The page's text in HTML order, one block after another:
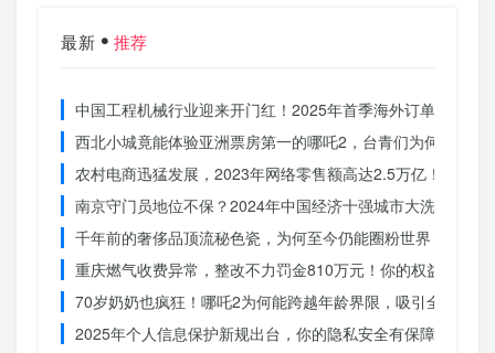
最新 推荐
中国工程机械行业迎来开门红！2025年首季海外订单激增，
西北小城竟能体验亚洲票房第一的哪吒2，台青们为何如此惊
农村电商迅猛发展，2023年网络零售额高达2.5万亿！你还在
南京守门员地位不保？2024年中国经济十强城市大洗牌
千年前的奢侈品顶流秘色瓷，为何至今仍能圈粉世界？揭秘
重庆燃气收费异常，整改不力罚金810万元！你的权益被侵犯
70岁奶奶也疯狂！哪吒2为何能跨越年龄界限，吸引全民观影
2025年个人信息保护新规出台，你的隐私安全有保障了吗？